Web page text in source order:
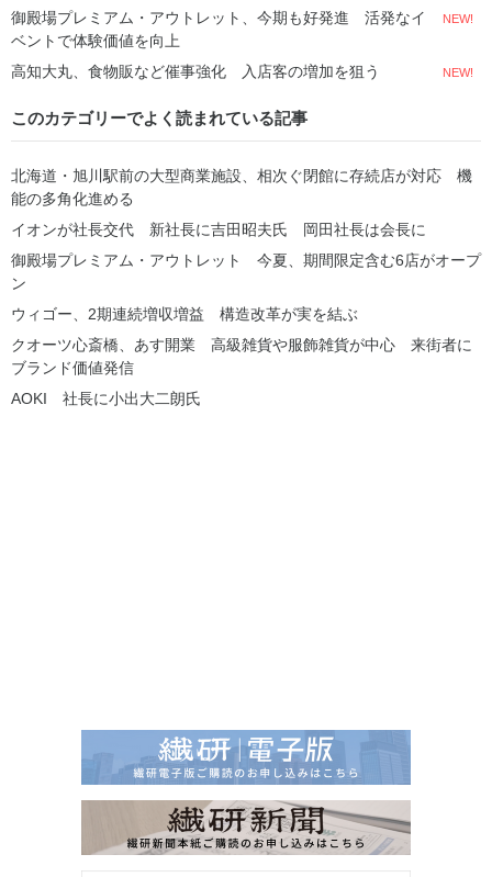
御殿場プレミアム・アウトレット、今期も好発進 活発なイ
ベントで体験価値を向上
NEW!
高知大丸、食物販など催事強化 入店客の増加を狙う NEW!
このカテゴリーでよく読まれている記事
北海道・旭川駅前の大型商業施設、相次ぐ閉館に存続店が対応 機
能の多角化進める
イオンが社長交代 新社長に吉田昭夫氏 岡田社長は会長に
御殿場プレミアム・アウトレット 今夏、期間限定含む6店がオープ
ン
ウィゴー、2期連続増収増益 構造改革が実を結ぶ
クオーツ心斎橋、あす開業 高級雑貨や服飾雑貨が中心 来街者に
ブランド価値発信
AOKI 社長に小出大二朗氏